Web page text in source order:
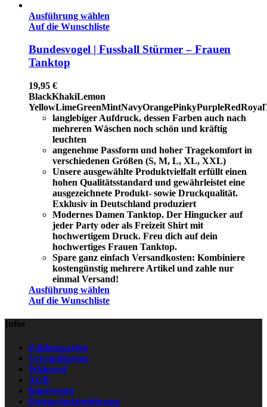
Ausführung wählen
Auf die Wunschliste
Bundesvogel | Fussball Stürmer – Frauen
Tanktop
19,95 €
BlackKhakiLemon
YellowLimeGreenMintNavyOrangePinkyPurpleRedRoyal
langlebiger Aufdruck, dessen Farben auch nach
mehreren Wäschen noch schön und kräftig
leuchten
angenehme Passform und hoher Tragekomfort in
verschiedenen Größen (S, M, L, XL, XXL)
Unsere ausgewählte Produktvielfalt erfüllt einen
hohen Qualitätsstandard und gewährleistet eine
ausgezeichnete Produkt- sowie Druckqualität.
Exklusiv in Deutschland produziert
Modernes Damen Tanktop. Der Hingucker auf
jeder Party oder als Freizeit Shirt mit
hochwertigem Druck. Freu dich auf dein
hochwertiges Frauen Tanktop.
Spare ganz einfach Versandkosten: Kombiniere
kostengünstig mehrere Artikel und zahle nur
einmal Versand!
Ausführung wählen
Auf die Wunschliste
Infos
Zahlungsarten
Versandkosten
Widerruf
AGB
Impressum
Datenschutzbelehrung